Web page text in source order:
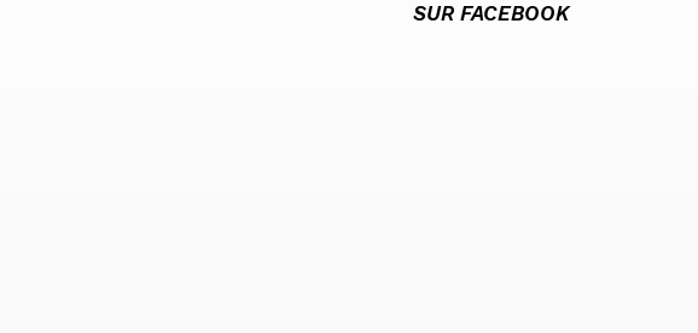
SUR FACEBOOK